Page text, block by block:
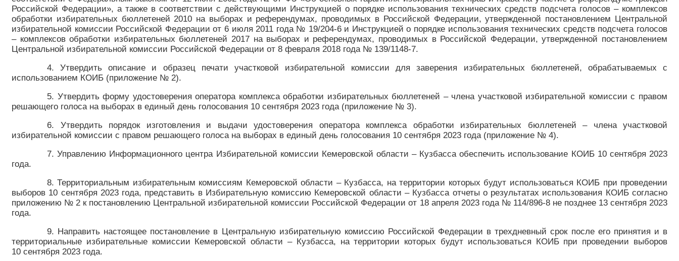
Российской Федерации», а также в соответствии с действующими Инструкцией о порядке использования технических средств подсчета голосов – комплексов
обработки избирательных бюллетеней 2010 на выборах и референдумах, проводимых в Российской Федерации, утвержденной постановлением Центральной
избирательной комиссии Российской Федерации от 6 июля 2011 года № 19/204-6 и Инструкцией о порядке использования технических средств подсчета голосов
– комплексов обработки избирательных бюллетеней 2017 на выборах и референдумах, проводимых в Российской Федерации, утвержденной постановлением
Центральной избирательной комиссии Российской Федерации от 8 февраля 2018 года № 139/1148-7.
4. Утвердить описание и образец печати участковой избирательной комиссии для заверения избирательных бюллетеней, обрабатываемых с
использованием КОИБ (приложение № 2).
5. Утвердить форму удостоверения оператора комплекса обработки избирательных бюллетеней – члена участковой избирательной комиссии с правом
решающего голоса на выборах в единый день голосования 10 сентября 2023 года (приложение № 3).
6. Утвердить порядок изготовления и выдачи удостоверения оператора комплекса обработки избирательных бюллетеней – члена участковой
избирательной комиссии с правом решающего голоса на выборах в единый день голосования 10 сентября 2023 года (приложение № 4).
7. Управлению Информационного центра Избирательной комиссии Кемеровской области – Кузбасса обеспечить использование КОИБ 10 сентября 2023
года.
8. Территориальным избирательным комиссиям Кемеровской области – Кузбасса, на территории которых будут использоваться КОИБ при проведении
выборов 10 сентября 2023 года, представить в Избирательную комиссию Кемеровской области – Кузбасса отчеты о результатах использования КОИБ согласно
приложению № 2 к постановлению Центральной избирательной комиссии Российской Федерации от 18 апреля 2023 года № 114/896-8 не позднее 13 сентября 2023
года.
9. Направить настоящее постановление в Центральную избирательную комиссию Российской Федерации в трехдневный срок после его принятия и в
территориальные избирательные комиссии Кемеровской области – Кузбасса, на территории которых будут использоваться КОИБ при проведении выборов
10 сентября 2023 года.